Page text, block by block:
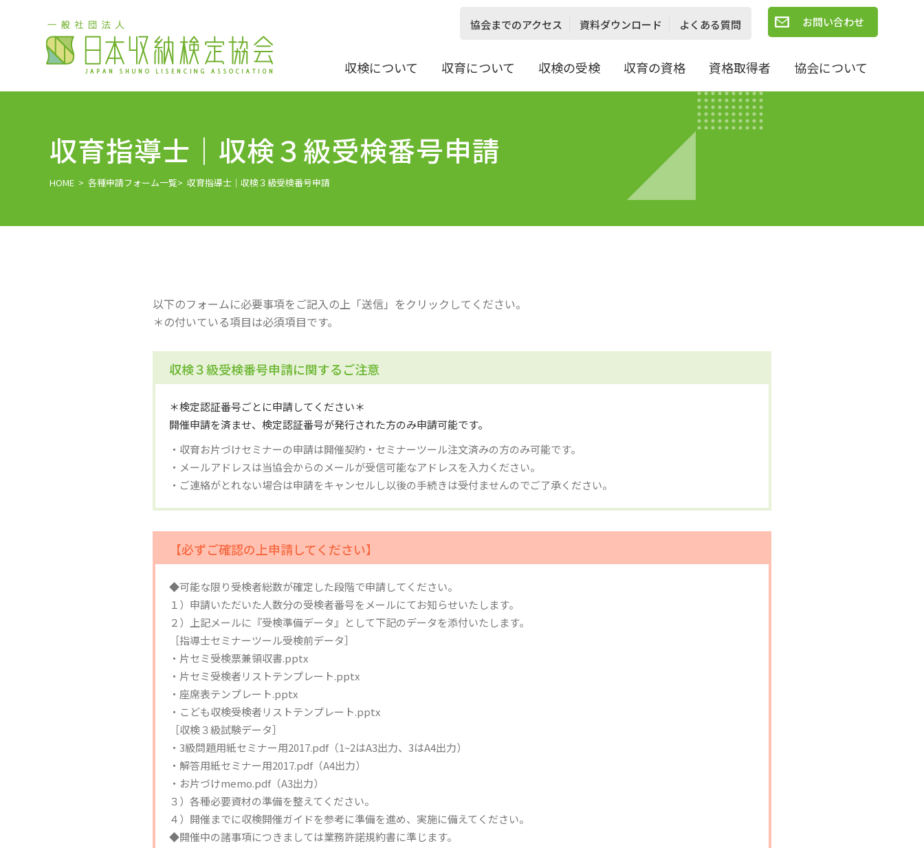
協会までのアクセス 資料ダウンロード よくある質問 お問い合わせ
収検について 収育について 収検の受検 収育の資格 資格取得者 協会について
収育指導士｜収検３級受検番号申請
HOME > 各種申請フォーム一覧> 収育指導士｜収検３級受検番号申請
以下のフォームに必要事項をご記入の上「送信」をクリックしてください。
＊の付いている項目は必須項目です。
収検３級受検番号申請に関するご注意
＊検定認証番号ごとに申請してください＊
開催申請を済ませ、検定認証番号が発行された方のみ申請可能です。
・収育お片づけセミナーの申請は開催契約・セミナーツール注文済みの方のみ可能です。
・メールアドレスは当協会からのメールが受信可能なアドレスを入力ください。
・ご連絡がとれない場合は申請をキャンセルし以後の手続きは受付ませんのでご了承ください。
【必ずご確認の上申請してください】
◆可能な限り受検者総数が確定した段階で申請してください。
１）申請いただいた人数分の受検者番号をメールにてお知らせいたします。
２）上記メールに『受検準備データ』として下記のデータを添付いたします。
［指導士セミナーツール受検前データ］
・片セミ受検票兼領収書.pptx
・片セミ受検者リストテンプレート.pptx
・座席表テンプレート.pptx
・こども収検受検者リストテンプレート.pptx
［収検３級試験データ］
・3級問題用紙セミナー用2017.pdf（1~2はA3出力、3はA4出力）
・解答用紙セミナー用2017.pdf（A4出力）
・お片づけmemo.pdf（A3出力）
３）各種必要資材の準備を整えてください。
４）開催までに収検開催ガイドを参考に準備を進め、実施に備えてください。
◆開催中の諸事項につきましては業務許諾規約書に準じます。